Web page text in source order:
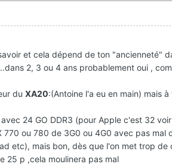
et cela dépend de ton "ancienneté"
2, 3 ou 4 ans probablement oui ,
du XA20:(Antoine l'a eu en main) mais
24 GO DDR3 (pour Apple c'est 32
770 ou 780 de 3G0 ou 4G0 avec pas
etc), mais bon, dès que l'on met trop de
25 p ,cela moulinera pas mal